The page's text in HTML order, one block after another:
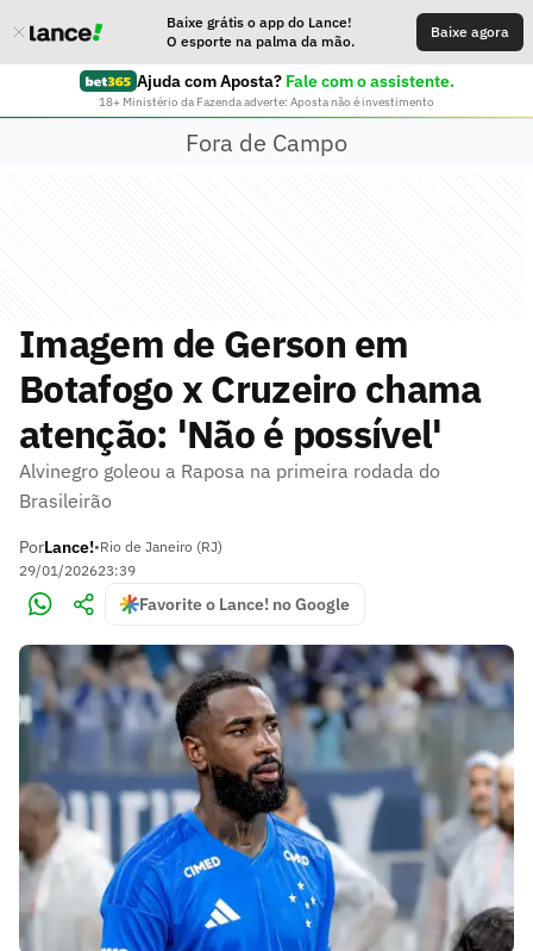
Baixe grátis o app do Lance!
O esporte na palma da mão.
Baixe agora
Ajuda com Aposta? Fale com o assistente.
18+ Ministério da Fazenda adverte: Aposta não é investimento
Fora de Campo
Imagem de Gerson em
Botafogo x Cruzeiro chama
atenção: 'Não é possível'
Alvinegro goleou a Raposa na primeira rodada do
Brasileirão
PorLance!•Rio de Janeiro (RJ)
29/01/202623:39
Favorite o Lance! no Google